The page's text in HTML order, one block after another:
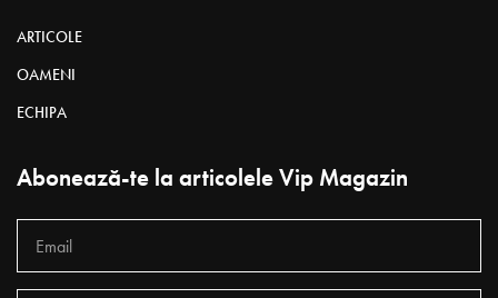
ARTICOLE
OAMENI
ECHIPA
Abonează-te la articolele Vip Magazin